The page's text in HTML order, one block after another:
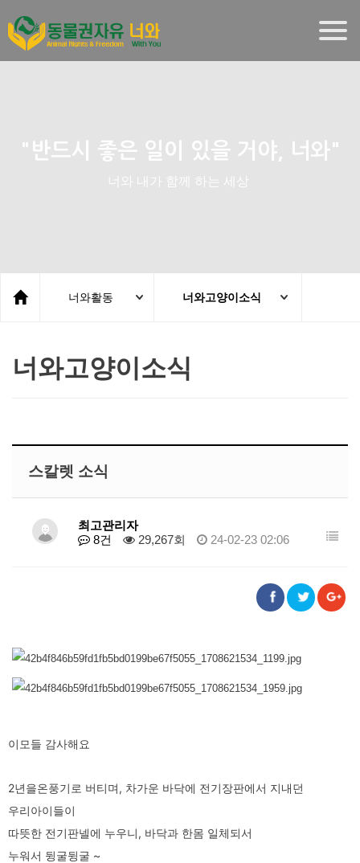
"반드시 좋은 일이 있을 거야, 너와"
너와 내가 함께 하는 세상
너와활동 너와고양이소식
너와고양이소식
스칼렛 소식
최고관리자
8건
29,267회 24-02-23 02:06
이모들 감사해요
2년을온풍기로 버티며, 차가운 바닥에 전기장판에서 지내던
우리아이들이
따뜻한 전기판넬에 누우니, 바닥과 한몸 일체되서
누워서 뒹굴뒹굴 ~